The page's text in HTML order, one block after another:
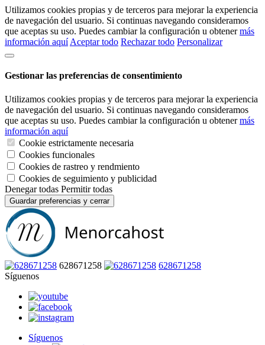
Utilizamos cookies propias y de terceros para mejorar la experiencia
de navegación del usuario. Si continuas navegando consideramos
que aceptas su uso. Puedes cambiar la configuración u obtenermás
información aquí Aceptar todo Rechazar todo Personalizar
Gestionar las preferencias de consentimiento
Utilizamos cookies propias y de terceros para mejorar la experiencia
de navegación del usuario. Si continuas navegando consideramos
que aceptas su uso. Puedes cambiar la configuración u obtenermás
información aquí
Cookie estrictamente necesaria
Cookies funcionales
Cookies de rastreo y rendmiento
Cookies de seguimiento y publicidad
Denegar todas Permitir todas
Guardar preferencias y cerrar
628671258
628671258
Síguenos
Síguenos